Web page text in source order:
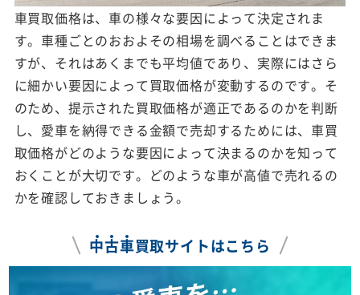
車買取価格は、車の様々な要因によって決定されま
す。車種ごとのおおよその相場を調べることはできま
すが、それはあくまでも平均値であり、実際にはさら
に細かい要因によって買取価格が変動するのです。そ
のため、提示された買取価格が適正であるのかを判断
し、愛車を納得できる金額で売却するためには、車買
取価格がどのような要因によって決まるのかを知って
おくことが大切です。どのような車が高値で売れるの
かを確認しておきましょう。
中古車買取サイトはこちら